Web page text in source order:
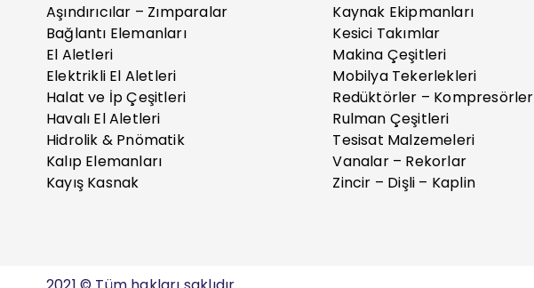
Aşındırıcılar – Zımparalar
Bağlantı Elemanları
El Aletleri
Elektrikli El Aletleri
Halat ve İp Çeşitleri
Havalı El Aletleri
Hidrolik & Pnömatik
Kalıp Elemanları
Kayış Kasnak
Kaynak Ekipmanları
Kesici Takımlar
Makina Çeşitleri
Mobilya Tekerlekleri
Redüktörler – Kompresörler
Rulman Çeşitleri
Tesisat Malzemeleri
Vanalar – Rekorlar
Zincir – Dişli – Kaplin